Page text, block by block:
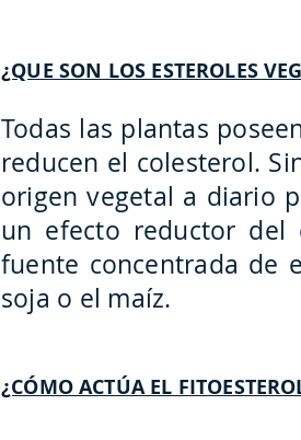
¿QUE SON LOS ESTEROLES
Todas las plantas
reducen el colesterol.
origen vegetal a diario
un efecto reductor del
fuente concentrada de
soja o el maíz.
¿CÓMO ACTÚA EL